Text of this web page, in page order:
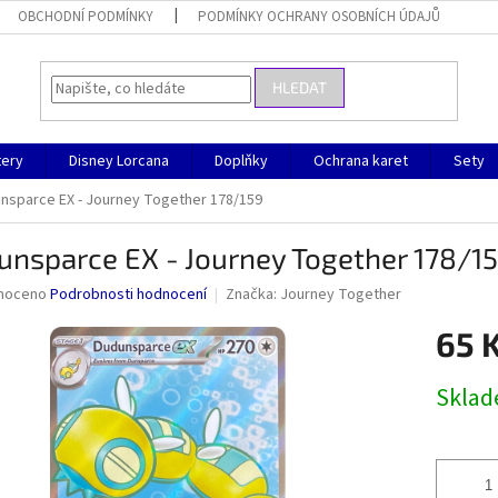
OBCHODNÍ PODMÍNKY PODMÍNKY OCHRANY OSOBNÍCH ÚDAJŮ
HLEDAT
Disney Lorcana Doplňky Ochrana karet Sety
EX - Journey Together 178/159
EX - Journey Together 178/
Podrobnosti hodnocení Značka: Journey Together
65
cena: